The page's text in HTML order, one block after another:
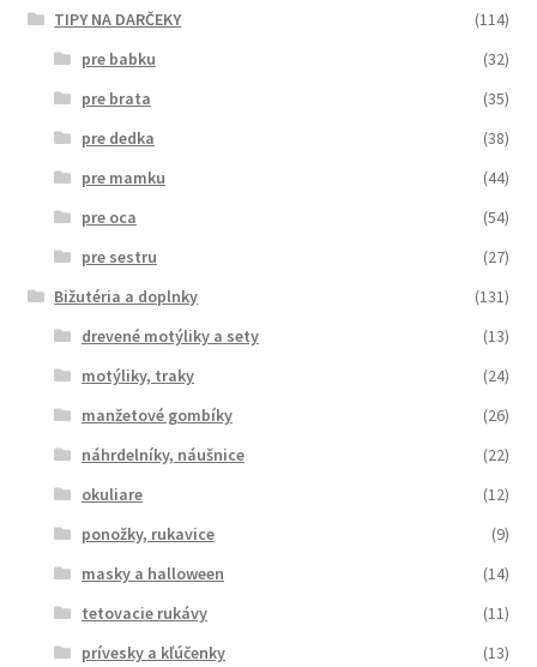
TIPY NA DARČEKY
(114)
pre babku
(32)
pre brata
(35)
pre dedka
(38)
pre mamku
(44)
pre oca
(54)
pre sestru
(27)
Bižutéria a doplnky
(131)
drevené motýliky a sety
(13)
motýliky, traky
(24)
manžetové gombíky
(26)
náhrdelníky, náušnice
(22)
okuliare
(12)
ponožky, rukavice
(9)
masky a halloween
(14)
tetovacie rukávy
(11)
prívesky a kľúčenky
(13)